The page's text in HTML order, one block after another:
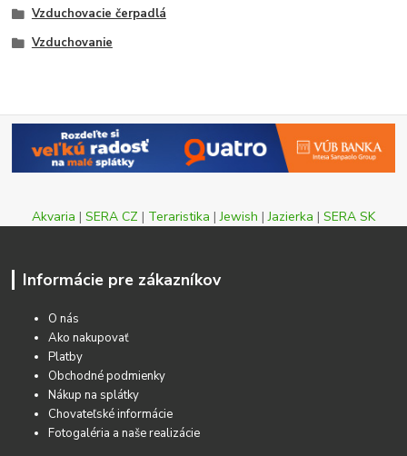
Vzduchovacie čerpadlá
Vzduchovanie
Akvaria | SERA CZ | Teraristika |Jewish |Jazierka | SERA SK
Informácie pre zákazníkov
O nás
Ako nakupovať
Platby
Obchodné podmienky
Nákup na splátky
Chovateľské informácie
Fotogaléria a naše realizácie